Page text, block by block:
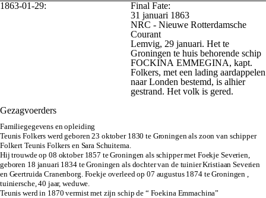
1863-01-29:
Final Fate:
31 januari 1863
NRC - Nieuwe Rotterdamsche
Courant
Lemvig, 29 januari. Het te
Groningen te huis behorende schip
FOCKINA EMMEGINA, kapt.
Folkers, met een lading aardappelen
naar Londen bestemd, is alhier
gestrand. Het volk is gered.
Gezagvoerders
Familiegegevens en opleiding
Teunis Folkers werd geboren 23 oktober 1830 te Groningen als zoon van schipper
Folkert Teunis Folkers en Sara Schuitema.
Hij trouwde op 08 oktober 1857 te Groningen als schipper met Foekje Severien,
geboren 18 januari 1834 te Groningen als dochter van de tuinier Kristiaan Severien
en Geertruida Cranenborg. Foekje overleed op 07 augustus 1874 te Groningen ,
tuiniersche, 40 jaar, weduwe.
Teunis werd in 1870 vermist met zijn schip de “ Foekina Emmachina”